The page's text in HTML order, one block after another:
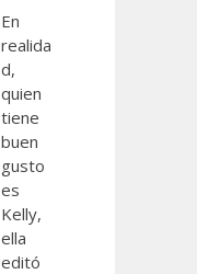
En
realida
d,
quien
tiene
buen
gusto
es
Kelly,
ella
editó